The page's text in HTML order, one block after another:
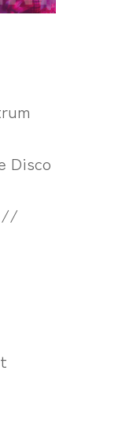
Disco
//